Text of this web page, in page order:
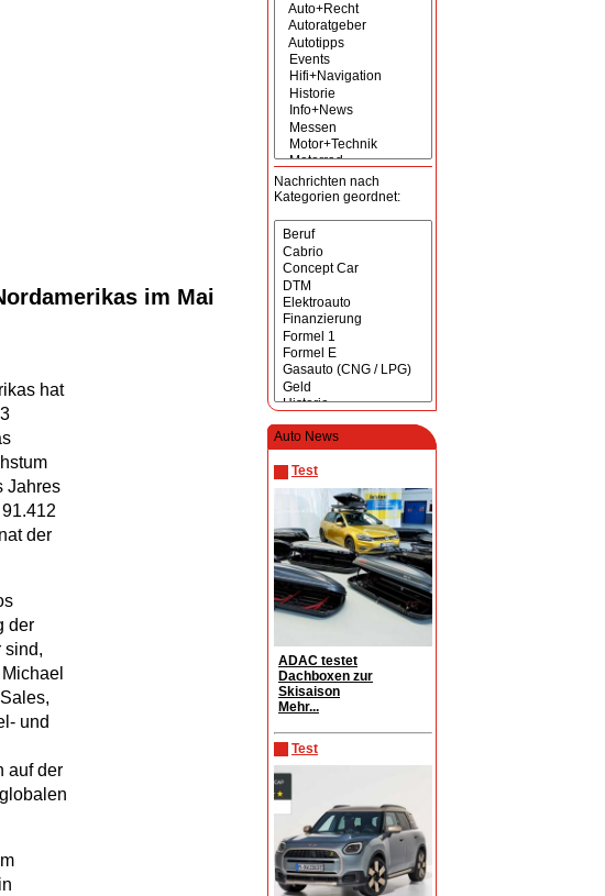
Nachrichten nach
Kategorien geordnet:
Auto News
Test
ADAC testet
Dachboxen zur
Skisaison
Mehr...
Test
im Mai
hat
Jahres
der
der
sind,
und
auf der